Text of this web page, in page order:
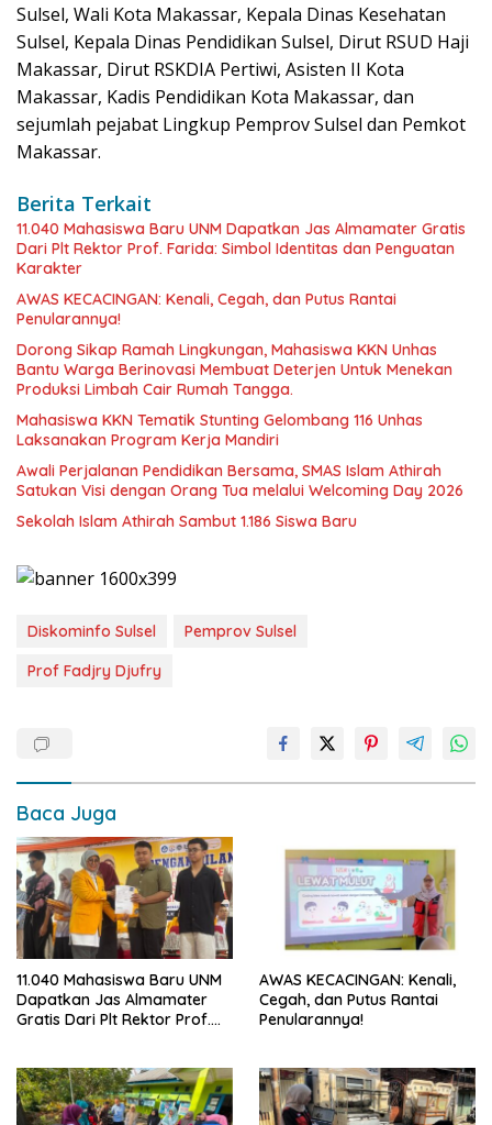
Sulsel, Wali Kota Makassar, Kepala Dinas Kesehatan
Sulsel, Kepala Dinas Pendidikan Sulsel, Dirut RSUD Haji
Makassar, Dirut RSKDIA Pertiwi, Asisten II Kota
Makassar, Kadis Pendidikan Kota Makassar, dan
sejumlah pejabat Lingkup Pemprov Sulsel dan Pemkot
Makassar.
Berita Terkait
11.040 Mahasiswa Baru UNM Dapatkan Jas Almamater Gratis
Dari Plt Rektor Prof. Farida: Simbol Identitas dan Penguatan
Karakter
AWAS KECACINGAN: Kenali, Cegah, dan Putus Rantai
Penularannya!
Dorong Sikap Ramah Lingkungan, Mahasiswa KKN Unhas
Bantu Warga Berinovasi Membuat Deterjen Untuk Menekan
Produksi Limbah Cair Rumah Tangga.
Mahasiswa KKN Tematik Stunting Gelombang 116 Unhas
Laksanakan Program Kerja Mandiri
Awali Perjalanan Pendidikan Bersama, SMAS Islam Athirah
Satukan Visi dengan Orang Tua melalui Welcoming Day 2026
Sekolah Islam Athirah Sambut 1.186 Siswa Baru
Diskominfo Sulsel
Pemprov Sulsel
Prof Fadjry Djufry
Baca Juga
11.040 Mahasiswa Baru UNM
Dapatkan Jas Almamater
Gratis Dari Plt Rektor Prof.
AWAS KECACINGAN: Kenali,
Cegah, dan Putus Rantai
Penularannya!